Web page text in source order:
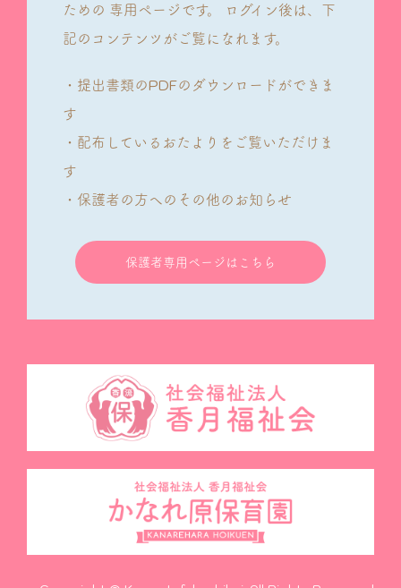
ための 専用ページです。
ログイン後は、下
記のコンテンツがご覧になれます。
・提出書類のPDFのダウンロードができま
す
・配布しているおたよりをご覧いただけま
す
・保護者の方へのその他のお知らせ
保護者専用ページはこちら